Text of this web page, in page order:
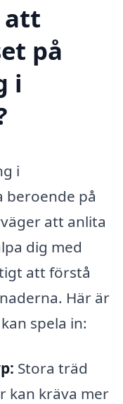
att
på
i
i
beroende på
att anlita
dig med
att förstå
Här är
spela in:
Stora träd
kan kräva mer